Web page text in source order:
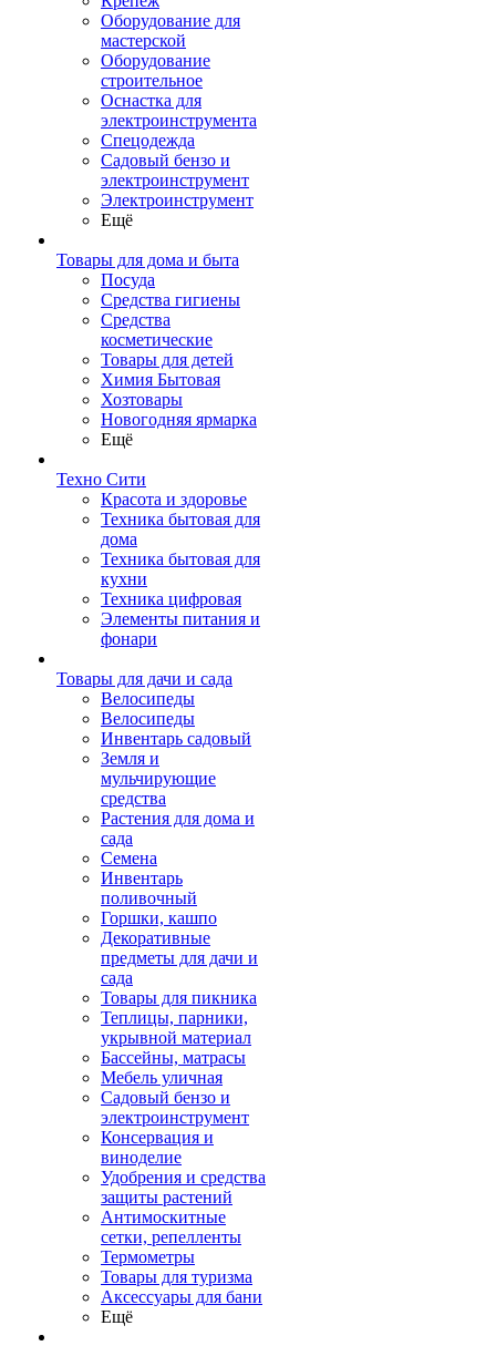
Оборудование для
мастерской
Оборудование
строительное
Оснастка для
электроинструмента
Спецодежда
Садовый бензо и
электроинструмент
Электроинструмент
Ещё
Товары для дома и быта
Посуда
Средства гигиены
Средства
косметические
Товары для детей
Химия Бытовая
Хозтовары
Новогодняя ярмарка
Ещё
Техно Сити
Красота и здоровье
Техника бытовая для
дома
Техника бытовая для
кухни
Техника цифровая
Элементы питания и
фонари
Товары для дачи и сада
Велосипеды
Велосипеды
Инвентарь садовый
Земля и
мульчирующие
средства
Растения для дома и
сада
Семена
Инвентарь
поливочный
Горшки, кашпо
Декоративные
предметы для дачи и
сада
Товары для пикника
Теплицы, парники,
укрывной материал
Бассейны, матрасы
Мебель уличная
Садовый бензо и
электроинструмент
Консервация и
виноделие
Удобрения и средства
защиты растений
Антимоскитные
сетки, репелленты
Термометры
Товары для туризма
Аксессуары для бани
Ещё